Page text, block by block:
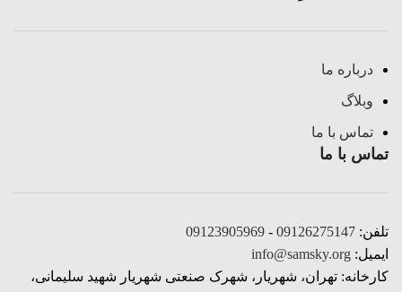
درباره ما
وبلاگ
تماس با ما
تماس با ما
تلفن: 09126275147
-
09123905969
ایمیل: info@samsky.org
کارخانه: تهران، شهریار، شهرک صنعتی شهریار شهید سلیمانی،